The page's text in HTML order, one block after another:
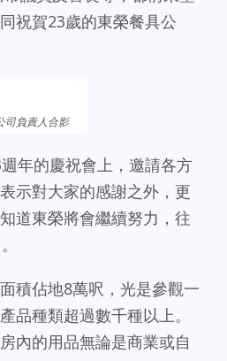
祝賀23歲的東榮餐具公
司負責人合影
年的慶祝會上，邀請各方
示對大家的感謝之外，更
道東榮將會繼續努力，往
積佔地8萬呎，光是參觀一
品種類超過數千種以上。
內的用品無論是商業或自